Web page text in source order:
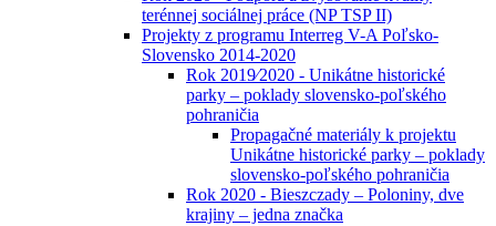
terénnej sociálnej práce (NP TSP II)
Projekty z programu Interreg V-A Poľsko-
Slovensko 2014-2020
Rok 2019⁄2020 - Unikátne historické
parky – poklady slovensko-poľského
pohraničia
Propagačné materiály k projektu
Unikátne historické parky – poklady
slovensko-poľského pohraničia
Rok 2020 - Bieszczady – Poloniny, dve
krajiny – jedna značka